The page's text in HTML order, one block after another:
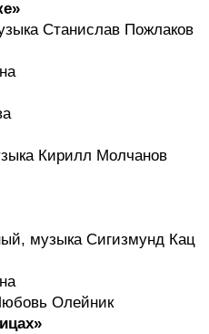
Станислав Пожлаков
Кирилл Молчанов
музыка Сигизмунд Кац
Олейник